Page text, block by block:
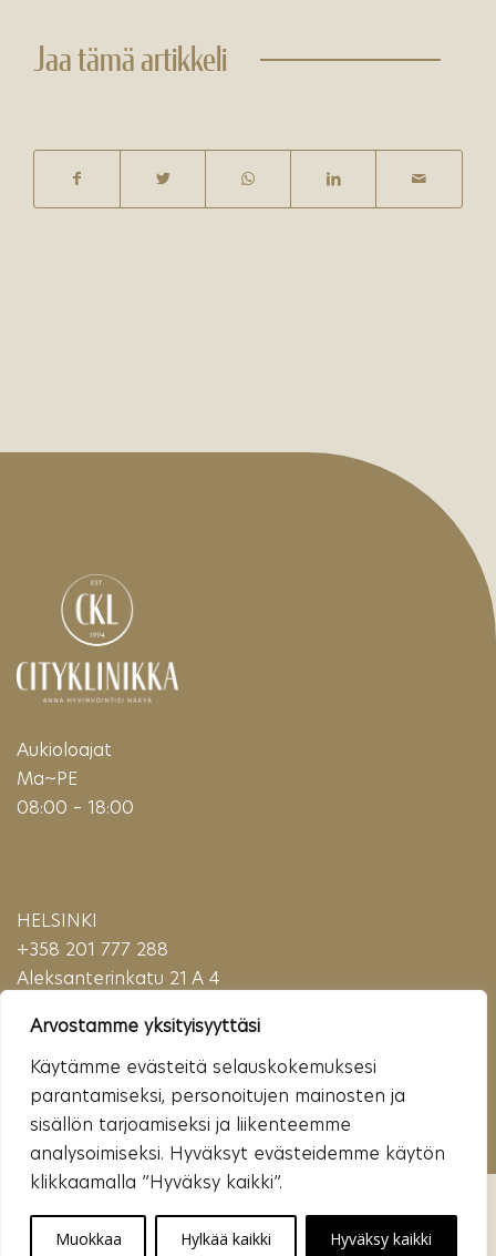
Arvostamme yksityisyyttäsi
Käytämme evästeitä selauskokemuksesi
parantamiseksi, personoitujen mainosten ja
sisällön tarjoamiseksi ja liikenteemme
analysoimiseksi. Hyväksyt evästeidemme käytön
klikkaamalla ”Hyväksy kaikki”.
Muokkaa Hylkää kaikki Hyväksy kaikki
Jaa tämä artikkeli
Aukioloajat
Ma~PE
08:00 – 18:00
HELSINKI
+358 201 777 288
Aleksanterinkatu 21 A 4
(Puhelu maksaa matkapuhelinmaksun (mpm) tai paikallisverkkomaksun (pvm)
varmistamiseen, markkinointisisältöjen yksilöimiseen ja
verkkoliikenteen seuraamiseen. |
Tietosuojaseloste